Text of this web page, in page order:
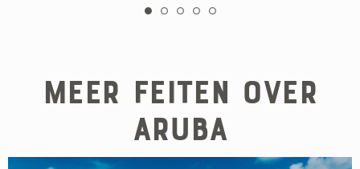
Meer feiten over
Aruba